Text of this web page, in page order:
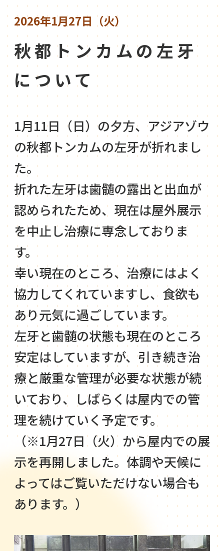
2026年1月27日（火）
秋都トンカムの左牙
について
1月11日（日）の夕方、アジアゾウ
の秋都トンカムの左牙が折れまし
た。
折れた左牙は歯髄の露出と出血が
認められたため、現在は屋外展示
を中止し治療に専念しておりま
す。
幸い現在のところ、治療にはよく
協力してくれていますし、食欲も
あり元気に過ごしています。
左牙と歯髄の状態も現在のところ
安定はしていますが、引き続き治
療と厳重な管理が必要な状態が続
いており、しばらくは屋内での管
理を続けていく予定です。
（※1月27日（火）から屋内での展
示を再開しました。体調や天候に
よってはご覧いただけない場合も
あります。）